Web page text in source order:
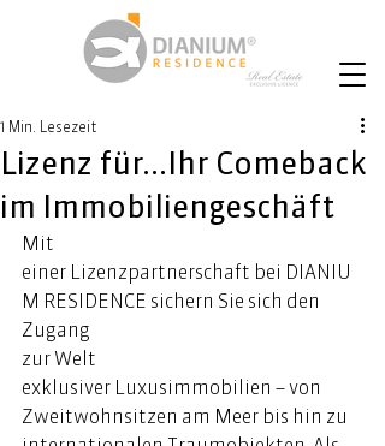
Lizenz für...Ihr Comeback
im Immobiliengeschäft
1 Min. Lesezeit
Mit
einer Lizenzpartnerschaft bei DIANIU
M RESIDENCE sichern Sie sich den
Zugang
zur Welt
exklusiver Luxusimmobilien – von
Zweitwohnsitzen am Meer bis hin zu